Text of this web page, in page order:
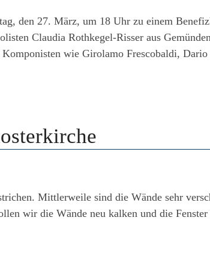
den 27. März, um 18 Uhr zu einem
Claudia Rothkegel-Risser aus
Komponisten wie Girolamo Frescobaldi,
Mittlerweile sind die Wände sehr
wir die Wände neu kalken und die